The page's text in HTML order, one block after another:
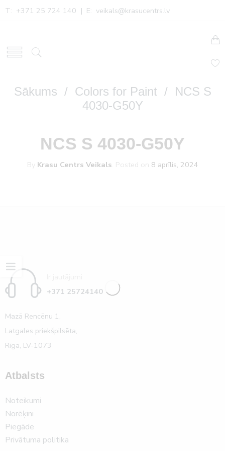
T: +371 25 724 140 | E: veikals@krasucentrs.lv
Sākums / Colors for Paint / NCS S
4030-G50Y
NCS S 4030-G50Y
By Krasu Centrs Veikals Posted on 8 aprīlis, 2024
+371 25724140
Mazā Rencēnu 1,
Latgales priekšpilsēta,
Rīga, LV-1073
Atbalsts
Noteikumi
Norēķini
Piegāde
Privātuma politika